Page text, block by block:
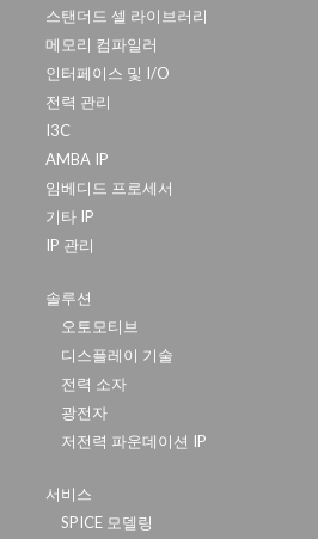
스탠더드 셀 라이브러리
메모리 컴파일러
인터페이스 및 I/O
전력 관리
I3C
AMBA IP
임베디드 프로세서
기타 IP
IP 관리
솔루션
오토모티브
디스플레이 기술
전력 소자
광전자
저전력 파운데이션 IP
서비스
SPICE 모델링